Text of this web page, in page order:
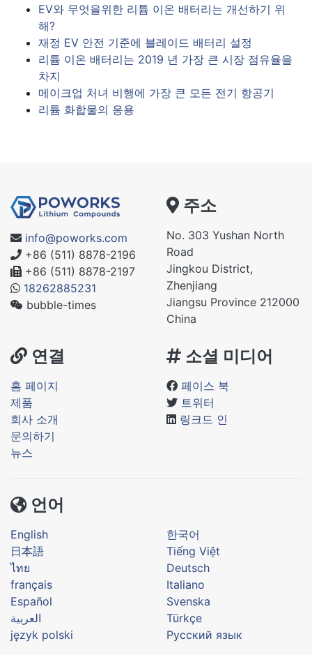
EV와 무엇을위한 리튬 이온 배터리는 개선하기 위
해?
재정 EV 안전 기준에 블레이드 배터리 설정
리튬 이온 배터리는 2019 년 가장 큰 시장 점유율을
차지
메이크업 처녀 비행에 가장 큰 모든 전기 항공기
리튬 화합물의 응용
info@poworks.com
+86 (511) 8878-2196
+86 (511) 8878-2197
18262885231
bubble-times
주소
No. 303 Yushan North
Road
Jingkou District,
Zhenjiang
Jiangsu Province 212000
China
연결
홈 페이지
제품
회사 소개
문의하기
뉴스
소셜 미디어
페이스 북
트위터
링크드 인
언어
English
한국어
日本語
Tiếng Việt
ไทย
Deutsch
français
Italiano
Español
Svenska
العربية
Türkçe
język polski
Русский язык